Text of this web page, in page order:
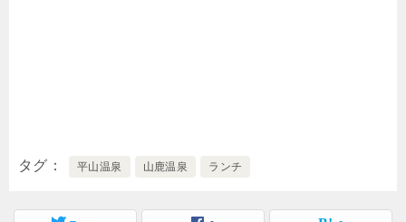
タグ 平山温泉 山鹿温泉 ランチ